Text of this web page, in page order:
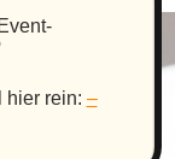
hier rein: –